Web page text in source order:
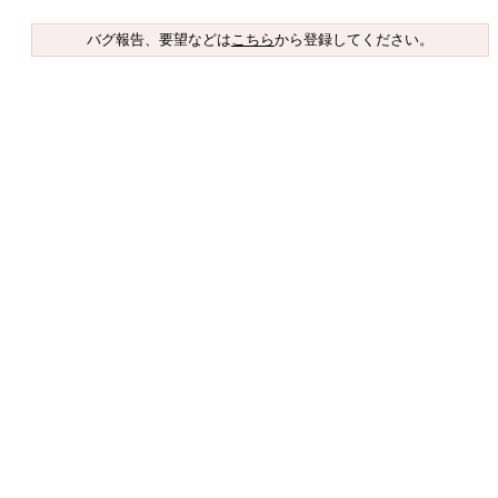
バグ報告、要望などはこちらから登録してください。